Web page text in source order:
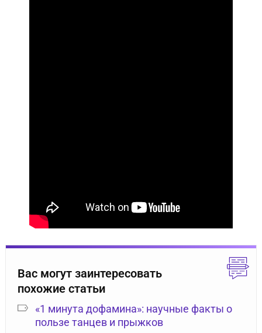
Вас могут заинтересовать
похожие статьи
«1 минута дофамина»: научные факты о
пользе танцев и прыжков